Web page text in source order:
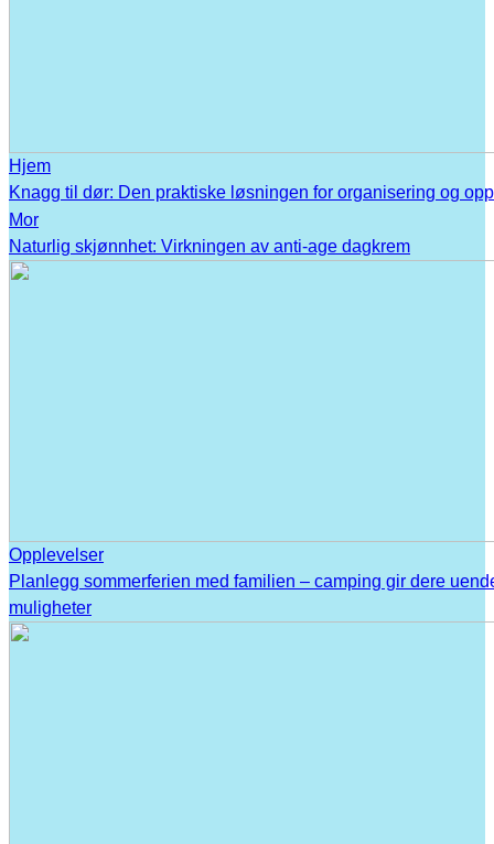
Hjem
Knagg til dør: Den praktiske løsningen for organisering og
Mor
Naturlig skjønnhet: Virkningen av anti-age dagkrem
Opplevelser
Planlegg sommerferien med familien – camping gir dere
muligheter